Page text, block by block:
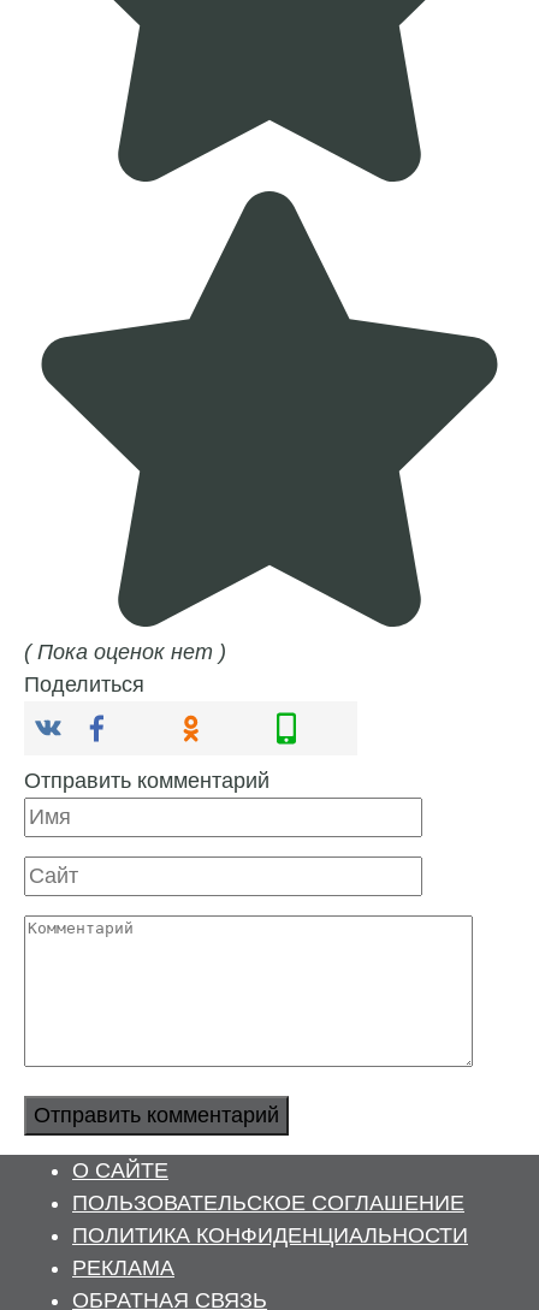
( Пока оценок нет )
Поделиться
Отправить комментарий
Имя
Сайт
Комментарий
О САЙТЕ
ПОЛЬЗОВАТЕЛЬСКОЕ СОГЛАШЕНИЕ
ПОЛИТИКА КОНФИДЕНЦИАЛЬНОСТИ
РЕКЛАМА
ОБРАТНАЯ СВЯЗЬ